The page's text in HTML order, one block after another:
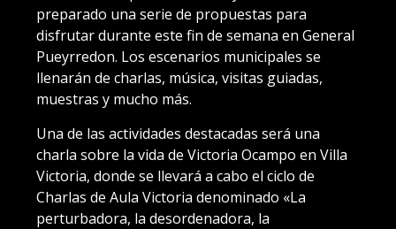
preparado una serie de propuestas para
disfrutar durante este fin de semana en General
Pueyrredon. Los escenarios municipales se
llenarán de charlas, música, visitas guiadas,
muestras y mucho más.
Una de las actividades destacadas será una
charla sobre la vida de Victoria Ocampo en Villa
Victoria, donde se llevará a cabo el ciclo de
Charlas de Aula Victoria denominado «La
perturbadora, la desordenadora, la